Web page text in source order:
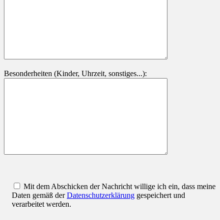
Besonderheiten (Kinder, Uhrzeit, sonstiges...):
Mit dem Abschicken der Nachricht willige ich ein, dass meine
Daten gemäß derDatenschutzerklärung gespeichert und
verarbeitet werden.